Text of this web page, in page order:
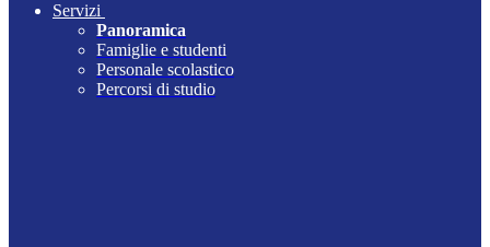
Servizi
Panoramica
Famiglie e studenti
Personale scolastico
Percorsi di studio